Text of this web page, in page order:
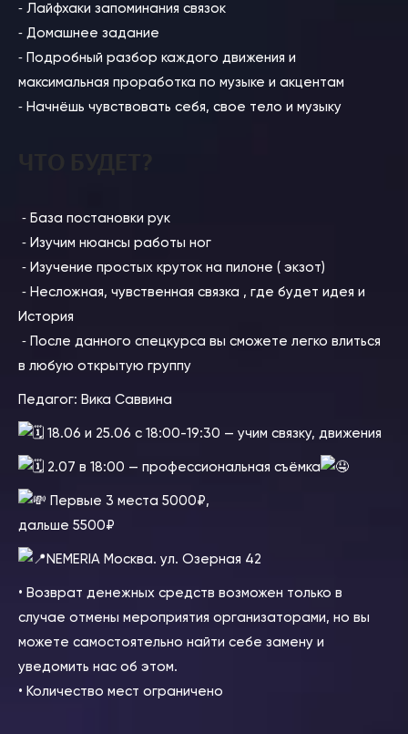
⁃ Лайфхаки запоминания связок
⁃ Домашнее задание
⁃ Подробный разбор каждого движения и
максимальная проработка по музыке и акцентам
⁃ Начнёшь чувствовать себя, свое тело и музыку
⁃ База постановки рук
⁃ Изучим нюансы работы ног
⁃ Изучение простых круток на пилоне ( экзот)
⁃ Несложная, чувственная связка , где будет идея и
История
⁃ После данного спецкурса вы сможете легко влиться
в любую открытую группу
Педагог: Вика Саввина
18.06 и 25.06 с 18:00-19:30 — учим связку, движения
2.07 в 18:00 — профессиональная съёмка
Первые 3 места 5000₽,
дальше 5500₽
NEMERIA Москва. ул. Озерная 42
• Возврат денежных средств возможен только в
случае отмены мероприятия организаторами, но вы
можете самостоятельно найти себе замену и
уведомить нас об этом.
• Количество мест ограничено